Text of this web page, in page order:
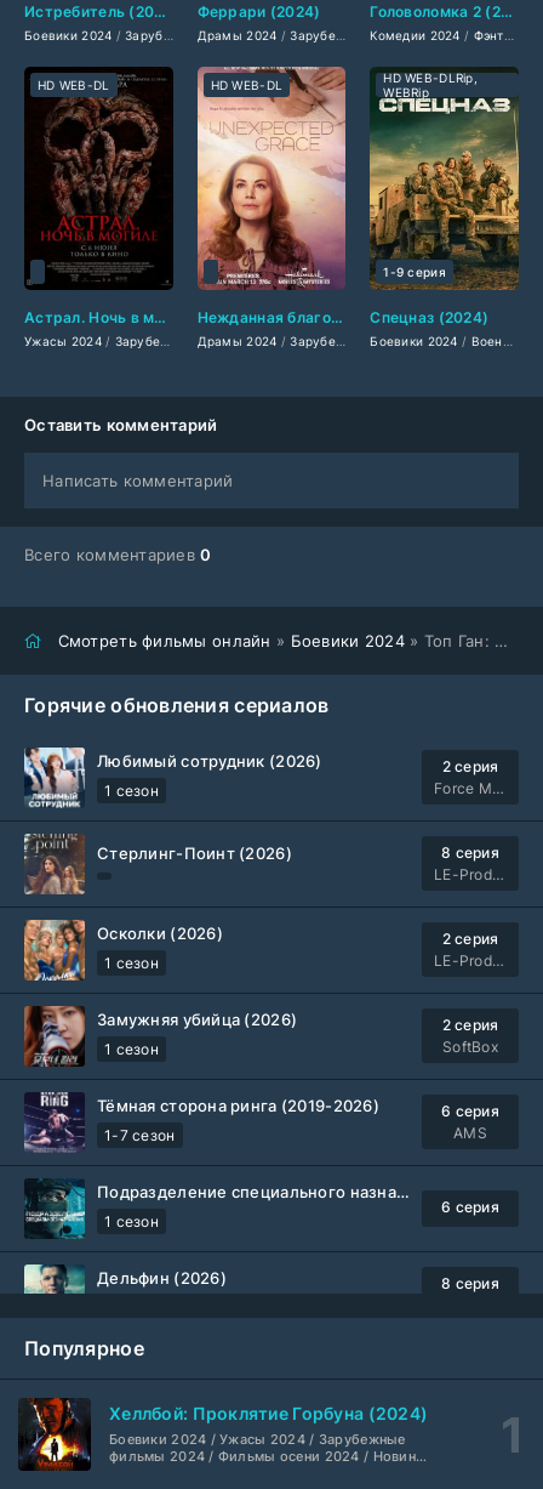
Истребитель (2024)
Боевики 2024 /Зарубежные фильмы 2024 /Фильмы весны 2024/Новинки
Феррари (2024)
Драмы 2024 /Зарубежные фильмы 2024 /Фильмы
Головоломка 2 (2024)
Комедии 2024 / Фэнтези 2024
Астрал. Ночь в могиле (2024)
Ужасы 2024/ Зарубежные фильмы 2024 /Фильмы лета 2024 года/ Новинки
HD WEB-DL
Нежданная благодать (2024)
Драмы 2024 /Зарубежные фильмы 2024 /Фильмы
HD WEB-DL
Спецназ (2024)
Боевики 2024 / Военные фильмы 2024
HD WEB-DLRip,
WEBRip
1-9 серия
Оставить комментарий
Написать комментарий
Всего комментариев0
Смотреть фильмы онлайн » Боевики 2024» Топ Ган: Мэверик (2024)
Горячие обновления сериалов
Любимый сотрудник (2026)
1 сезон
2 серия
Force Media
Стерлинг-Поинт (2026)
8 серия
LE-Production
Осколки (2026)
1 сезон
2 серия
LE-Production
Замужняя убийца (2026)
1 сезон
2 серия
SoftBox
Тёмная сторона ринга (2019-2026)
1-7 сезон
6 серия
AMS
Подразделение специального назначения (2026)
1 сезон
6 серия
Дельфин (2026)
8 серия
Шугар (2026)
Популярное
Хеллбой: Проклятие Горбуна (2024)
Боевики 2024 / Ужасы 2024 / Зарубежные
фильмы 2024 / Фильмы осени 2024 / Новинки